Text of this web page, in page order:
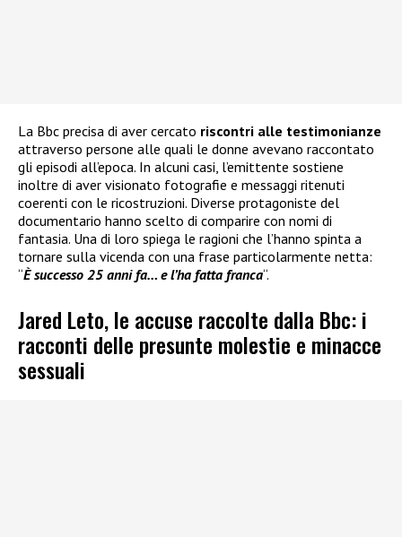
La Bbc precisa di aver cercato riscontri alle testimonianze
attraverso persone alle quali le donne avevano raccontato
gli episodi all’epoca. In alcuni casi, l’emittente sostiene
inoltre di aver visionato fotografie e messaggi ritenuti
coerenti con le ricostruzioni. Diverse protagoniste del
documentario hanno scelto di comparire con nomi di
fantasia. Una di loro spiega le ragioni che l’hanno spinta a
tornare sulla vicenda con una frase particolarmente netta:
“È successo 25 anni fa… e l’ha fatta franca“.
Jared Leto, le accuse raccolte dalla Bbc: i
racconti delle presunte molestie e minacce
sessuali